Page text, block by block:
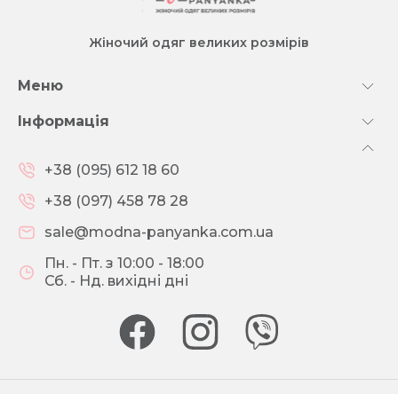
Жіночий одяг великих розмірів
Меню
Інформація
+38 (095) 612 18 60
+38 (097) 458 78 28
sale@modna-panyanka.com.ua
Пн. - Пт. з 10:00 - 18:00
Сб. - Нд. вихідні дні